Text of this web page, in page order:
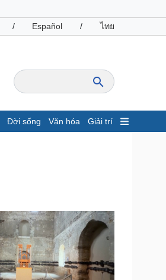
/ Español / ไทย
Đời sống Văn hóa Giải trí
Giá cà phê
Công nghệ
Sành điệu
Tin Công nghệ